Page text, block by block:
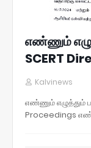
எண்ணும்
SCERT
Kalvinews
எண்ணும் எழுத்தும்
Proceedings